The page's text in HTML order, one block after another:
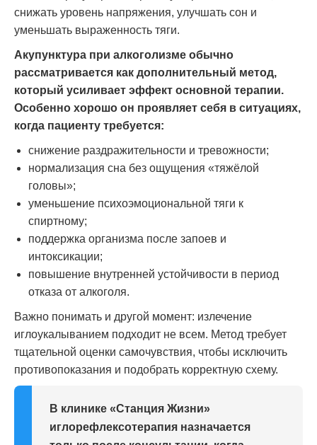
снижать уровень напряжения, улучшать сон и
уменьшать выраженность тяги.
Акупунктура при алкоголизме обычно
рассматривается как дополнительный метод,
который усиливает эффект основной терапии.
Особенно хорошо он проявляет себя в ситуациях,
когда пациенту требуется:
снижение раздражительности и тревожности;
нормализация сна без ощущения «тяжёлой
головы»;
уменьшение психоэмоциональной тяги к
спиртному;
поддержка организма после запоев и
интоксикации;
повышение внутренней устойчивости в период
отказа от алкоголя.
Важно понимать и другой момент: излечение
иглоукалыванием подходит не всем. Метод требует
тщательной оценки самочувствия, чтобы исключить
противопоказания и подобрать корректную схему.
В клинике «Станция Жизни»
иглорефлексотерапия назначается